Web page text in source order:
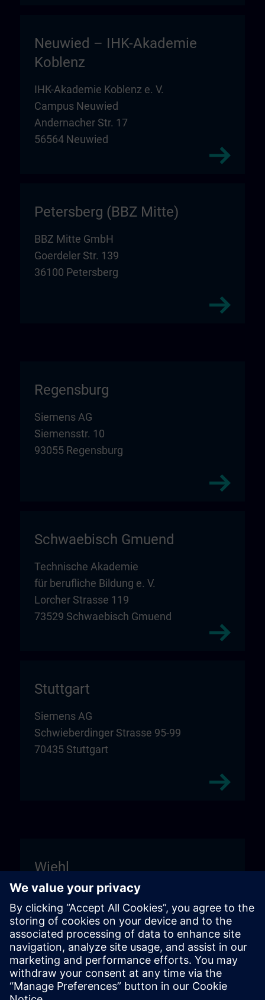
Neuwied – IHK-Akademie
Koblenz
IHK-Akademie Koblenz e. V.
Campus Neuwied
Andernacher Str. 17
56564 Neuwied
Petersberg (BBZ Mitte)
BBZ Mitte GmbH
Goerdeler Str. 139
36100 Petersberg
Regensburg
Siemens AG
Siemensstr. 10
93055 Regensburg
Schwaebisch Gmuend
Technische Akademie
für berufliche Bildung e. V.
Lorcher Strasse 119
73529 Schwaebisch Gmuend
Stuttgart
Siemens AG
Schwieberdinger Strasse 95-99
70435 Stuttgart
Wiehl
Unitechnik Systems GmbH
Entrance sign "DIGI:LAB"
Fritz-Kotz-Str. 14
51674 Wiehl